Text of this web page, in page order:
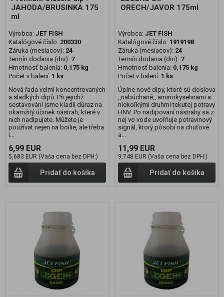
JAHODA/BRUSINKA 175
ml
Výrobca: JET FISH
Katalógové číslo: 200330
Záruka (mesiacov): 24
Termín dodania (dni): 7
Hmotnosť balenia: 0,175 kg
Počet v balení: 1 ks
Nová řada velmi koncentrovaných
a sladkých dipů. Při jejichž
sestavování jsme kladli důraz na
okamžitý účinek nástrah, které v
nich nadipujete. Můžete je
používat nejen na boilie, ale třeba
i...
6,99 EUR
5,683 EUR (Vaša cena bez DPH:)
Pridať do košíka
ORECH/JAVOR 175ml
Výrobca: JET FISH
Katalógové číslo: 1919198
Záruka (mesiacov): 24
Termín dodania (dni): 7
Hmotnosť balenia: 0,175 kg
Počet v balení: 1 ks
Úplne nové dipy, ktoré sú doslova
,,nabúchané,, aminokyselinami a
niekoľkými druhmi tekutej potravy
HNV. Po nadipovaní nástrahy sa z
nej vo vode uvoľňuje potravinový
signál, ktorý pôsobí na chuťové
a...
11,99 EUR
9,748 EUR (Vaša cena bez DPH:)
Pridať do košíka